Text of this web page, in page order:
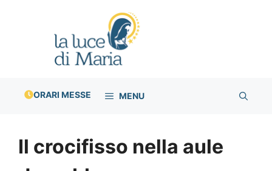
ORARI MESSE MENU
Il crocifisso nella aule